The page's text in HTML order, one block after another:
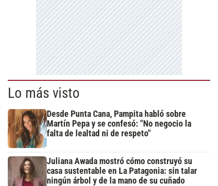
Lo más visto
Desde Punta Cana, Pampita habló sobre
Martín Pepa y se confesó: "No negocio la
falta de lealtad ni de respeto"
Juliana Awada mostró cómo construyó su
casa sustentable en La Patagonia: sin talar
ningún árbol y de la mano de su cuñado